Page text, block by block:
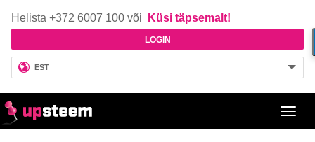
Helista +372 6007 100 või Küsi täpsemalt!
LOGIN
EST